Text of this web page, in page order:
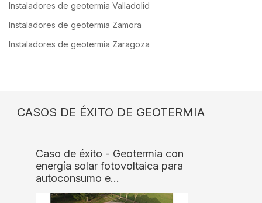
Instaladores de geotermia Valladolid
Instaladores de geotermia Zamora
Instaladores de geotermia Zaragoza
CASOS DE ÉXITO DE GEOTERMIA
Caso de éxito - Geotermia con
energía solar fotovoltaica para
autoconsumo e…